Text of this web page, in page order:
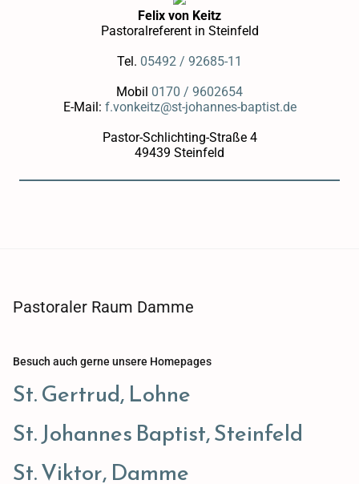
Felix von Keitz
Pastoralreferent in Steinfeld
Tel. 05492 / 92685-11
Mobil 0170 / 9602654
E-Mail: f.vonkeitz@st-johannes-baptist.de
Pastor-Schlichting-Straße 4
49439 Steinfeld
Pastoraler Raum Damme
Besuch auch gerne unsere Homepages
St. Gertrud, Lohne
St. Johannes Baptist, Steinfeld
St. Viktor, Damme